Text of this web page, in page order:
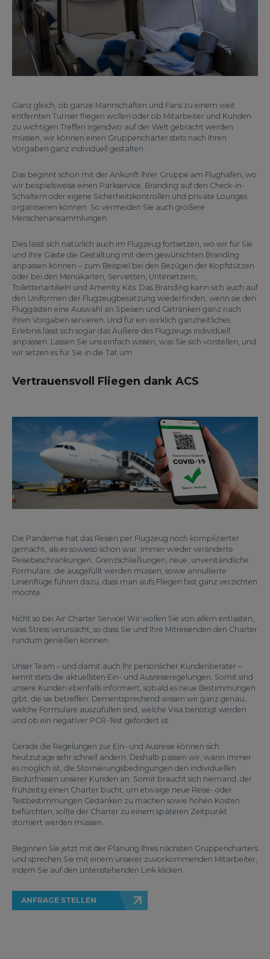
Ganz gleich, ob ganze Mannschaften und Fans zu einem weit
entfernten Turnier fliegen wollen oder ob Mitarbeiter und Kunden
zu wichtigen Treffen irgendwo auf der Welt gebracht werden
müssen, wir können einen Gruppencharter stets nach Ihren
Vorgaben ganz individuell gestalten.
Das beginnt schon mit der Ankunft Ihrer Gruppe am Flughafen, wo
wir beispielsweise einen Parkservice, Branding auf den Check-in-
Schaltern oder eigene Sicherheitskontrollen und private Lounges
organisieren können. So vermeiden Sie auch größere
Menschenansammlungen.
Dies lässt sich natürlich auch im Flugzeug fortsetzen, wo wir für Sie
und Ihre Gäste die Gestaltung mit dem gewünschten Branding
anpassen können – zum Beispiel bei den Bezügen der Kopfstützen
oder bei den Menükarten, Servietten, Untersetzern,
Toilettenartikeln und Amenity Kits. Das Branding kann sich auch auf
den Uniformen der Flugzeugbesatzung wiederfinden, wenn sie den
Fluggästen eine Auswahl an Speisen und Getränken ganz nach
Ihren Vorgaben servieren. Und für ein wirklich ganzheitliches
Erlebnis lässt sich sogar das Äußere des Flugzeugs individuell
anpassen. Lassen Sie uns einfach wissen, was Sie sich vorstellen, und
wir setzen es für Sie in die Tat um.
Vertrauensvoll Fliegen dank ACS
Die Pandemie hat das Reisen per Flugzeug noch komplizierter
gemacht, als es sowieso schon war. Immer wieder veränderte
Reisebeschränkungen, Grenzschließungen, neue, unverständliche
Formulare, die ausgefüllt werden müssen, sowie annullierte
Linienflüge führen dazu, dass man aufs Fliegen fast ganz verzichten
möchte.
Nicht so bei Air Charter Service! Wir wollen Sie von allem entlasten,
was Stress verursacht, so dass Sie und Ihre Mitreisenden den Charter
rundum genießen können.
Unser Team – und damit auch Ihr persönlicher Kundenberater –
kennt stets die aktuellsten Ein- und Ausreiseregelungen. Somit sind
unsere Kunden ebenfalls informiert, sobald es neue Bestimmungen
gibt, die sie betreffen. Dementsprechend wissen wir ganz genau,
welche Formulare auszufüllen sind, welche Visa benötigt werden
und ob ein negativer PCR-Test gefordert ist.
Gerade die Regelungen zur Ein- und Ausreise können sich
heutzutage sehr schnell ändern. Deshalb passen wir, wann immer
es möglich ist, die Stornierungsbedingungen den individuellen
Bedürfnissen unserer Kunden an. Somit braucht sich niemand, der
frühzeitig einen Charter bucht, um etwaige neue Reise- oder
Testbestimmungen Gedanken zu machen sowie hohen Kosten
befürchten, sollte der Charter zu einem späteren Zeitpunkt
storniert werden müssen.
Beginnen Sie jetzt mit der Planung Ihres nächsten Gruppencharters
und sprechen Sie mit einem unserer zuvorkommenden Mitarbeiter,
indem Sie auf den untenstehenden Link klicken.
ANFRAGE STELLEN